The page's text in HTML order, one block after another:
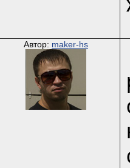
Автор: maker-hs